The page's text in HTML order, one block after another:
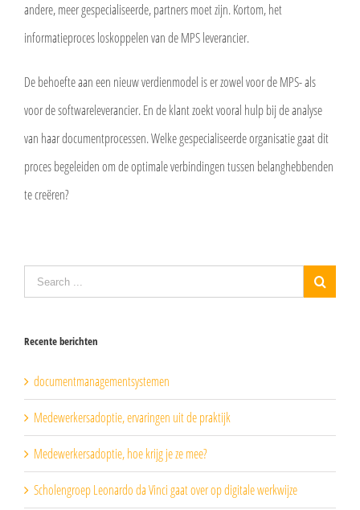
andere, meer gespecialiseerde, partners moet zijn. Kortom, het
informatieproces loskoppelen van de MPS leverancier.
De behoefte aan een nieuw verdienmodel is er zowel voor de MPS- als
voor de softwareleverancier. En de klant zoekt vooral hulp bij de analyse
van haar documentprocessen. Welke gespecialiseerde organisatie gaat dit
proces begeleiden om de optimale verbindingen tussen belanghebbenden
te creëren?
Recente berichten
documentmanagementsystemen
Medewerkersadoptie, ervaringen uit de praktijk
Medewerkersadoptie, hoe krijg je ze mee?
Scholengroep Leonardo da Vinci gaat over op digitale werkwijze